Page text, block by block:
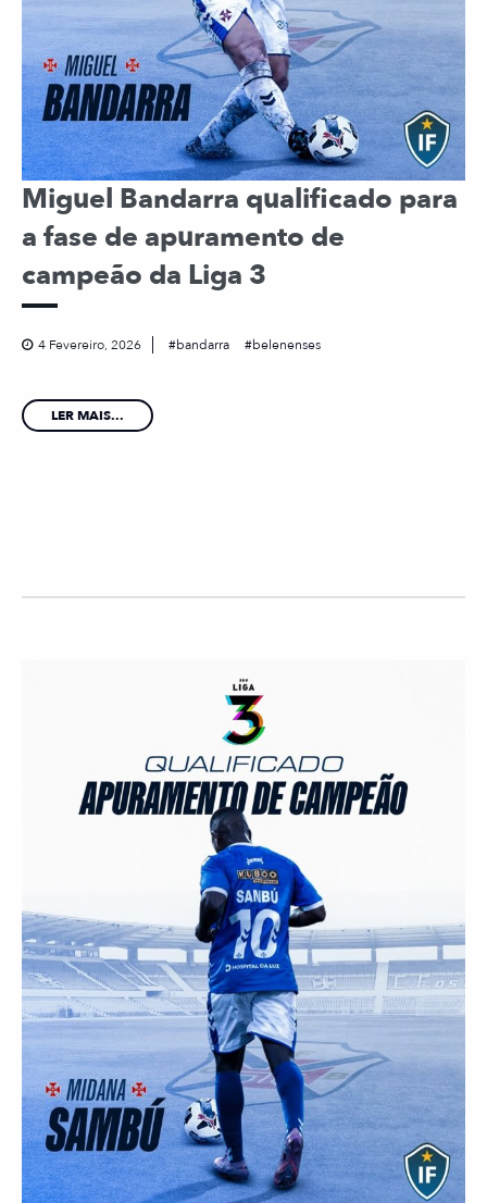
Miguel Bandarra qualificado para
a fase de apuramento de
campeão da Liga 3
4 Fevereiro, 2026 bandarra belenenses
LER MAIS...